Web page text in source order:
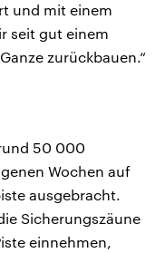
und mit einem
seit gut einem
zurückbauen.“
50 000
Wochen auf
ausgebracht.
Sicherungszäune
einnehmen,